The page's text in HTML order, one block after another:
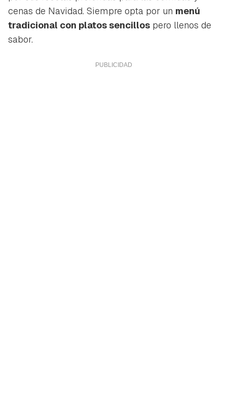
cenas de Navidad. Siempre opta por un menú
tradicional con platos sencillos pero llenos de
sabor.